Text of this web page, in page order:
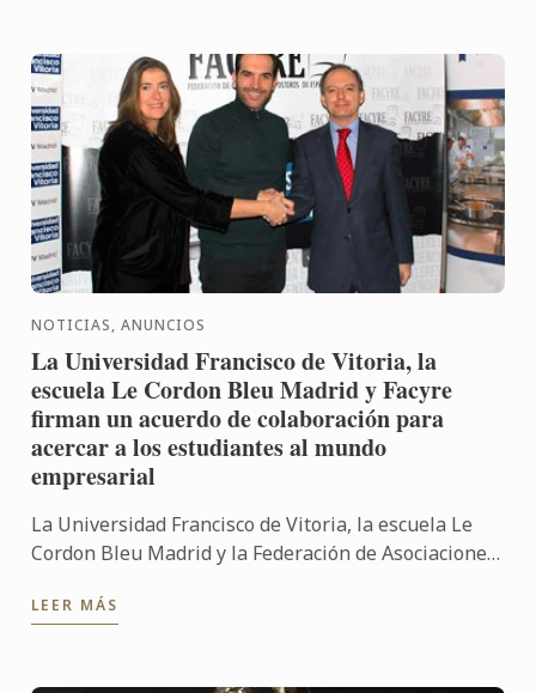
NOTICIAS, ANUNCIOS
La Universidad Francisco de Vitoria, la
escuela Le Cordon Bleu Madrid y Facyre
firman un acuerdo de colaboración para
acercar a los estudiantes al mundo
empresarial
La Universidad Francisco de Vitoria, la escuela Le
Cordon Bleu Madrid y la Federación de Asociaciones
firmado ...
LEER MÁS